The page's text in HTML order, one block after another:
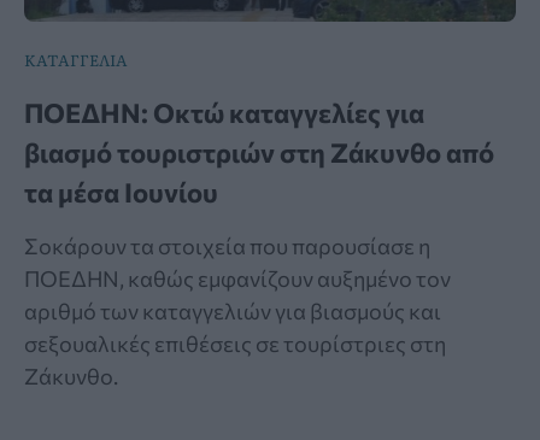
ΚΑΤΑΓΓΕΛΙΑ
ΠΟΕΔΗΝ: Οκτώ καταγγελίες για
βιασμό τουριστριών στη Ζάκυνθο από
τα μέσα Ιουνίου
Σοκάρουν τα στοιχεία που παρουσίασε η
ΠΟΕΔΗΝ, καθώς εμφανίζουν αυξημένο τον
αριθμό των καταγγελιών για βιασμούς και
σεξουαλικές επιθέσεις σε τουρίστριες στη
Ζάκυνθο.